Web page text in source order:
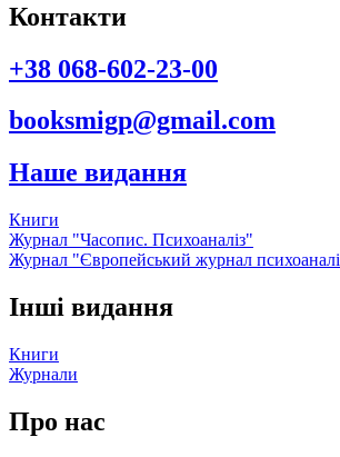
Контакти
+38 068-602-23-00
booksmigp@gmail.com
Наше видання
Книги
Журнал "Часопис. Психоаналіз"
Журнал "Європейський журнал
Інші видання
Книги
Журнали
Про нас